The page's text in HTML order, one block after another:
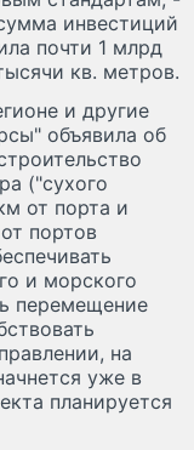
инвестиций
почти 1 млрд
кв. метров.
и другие
объявила об
("сухого
от порта и
портов
и морского
перемещение
на
уже в
планируется